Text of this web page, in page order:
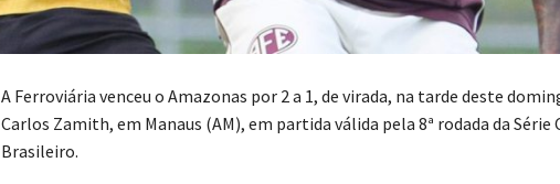
A Ferroviária venceu o Amazonas por 2 a 1, de virada, na tarde deste
Carlos Zamith, em Manaus (AM), em partida válida pela 8ª rodada da Série
Brasileiro.